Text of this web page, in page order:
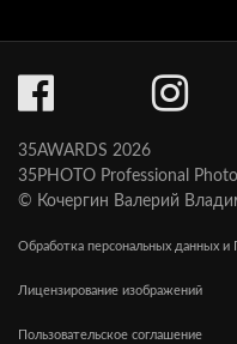
35AWARDS 2026
35PHOTO Professional
© Кочергин Валерий
Обработка персональных данных
Лицензирование изображений
Пользовательское соглашение